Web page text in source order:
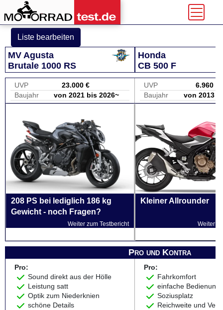
Liste bearbeiten
MV Agusta
Brutale 1000 RS
Honda
CB 500 F
UVP
23.000 €
Baujahr
von 2021 bis 2026~
UVP
6.960 €
Baujahr
von 2013
208 PS bei lediglich 186 kg
Gewicht - noch Fragen?
Weiter zum Testbericht
Kleiner Allrounder
Weiter
Pro und Kontra
Pro:
Sound direkt aus der Hölle
Leistung satt
Optik zum Niederknien
schöne Details
Pro:
Fahrkomfort
einfache Bedienung
Soziusplatz
Reichweite und